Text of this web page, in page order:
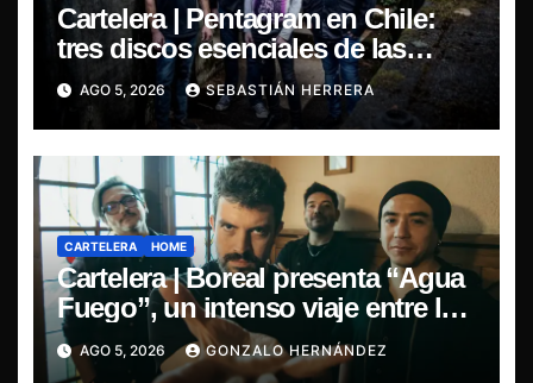
Cartelera | Pentagram en Chile:
tres discos esenciales de las
leyendas del doom
AGO 5, 2026 SEBASTIÁN HERRERA
CARTELERA HOME
Cartelera | Boreal presenta “Agua
Fuego”, un intenso viaje entre la
pasión y la desilusión
AGO 5, 2026 GONZALO HERNÁNDEZ